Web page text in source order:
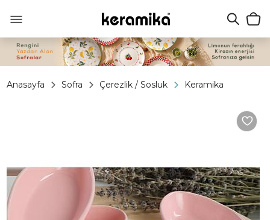
Anasayfa Sofra Çerezlik / Sosluk Keramika